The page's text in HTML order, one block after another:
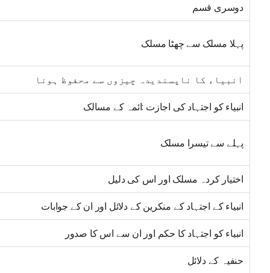
دوسری قسم
پہلا مسلک سے چھٹا مسلک
انبیاء کا ناپسندیدہ چیزوں سے محفوظ ہونا
انبیاء کو اجتہاد کی اجازت :ائمہ کے مسالک
پہلے سے تیسرا مسلک
اختیار کردہ مسلک اور اس کی دلیل
انبیاء کے اجتہاد کے منکرین کے دلائل اور ان کے جوابات
انبیاء کو اجتہاد کا حکم اور ان سے اس کا صدور
حنفیہ کے دلائل